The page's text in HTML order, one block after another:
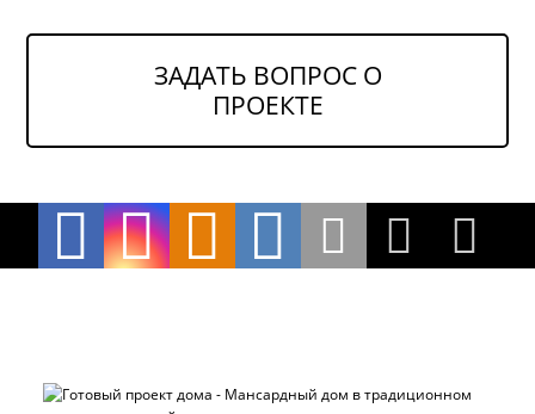
ЗАДАТЬ ВОПРОС О
ПРОЕКТЕ